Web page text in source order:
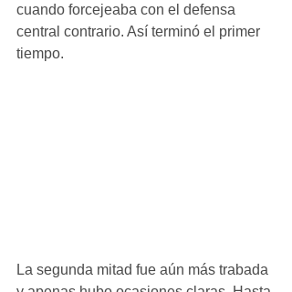
cuando forcejeaba con el defensa
central contrario. Así terminó el primer
tiempo.
La segunda mitad fue aún más trabada